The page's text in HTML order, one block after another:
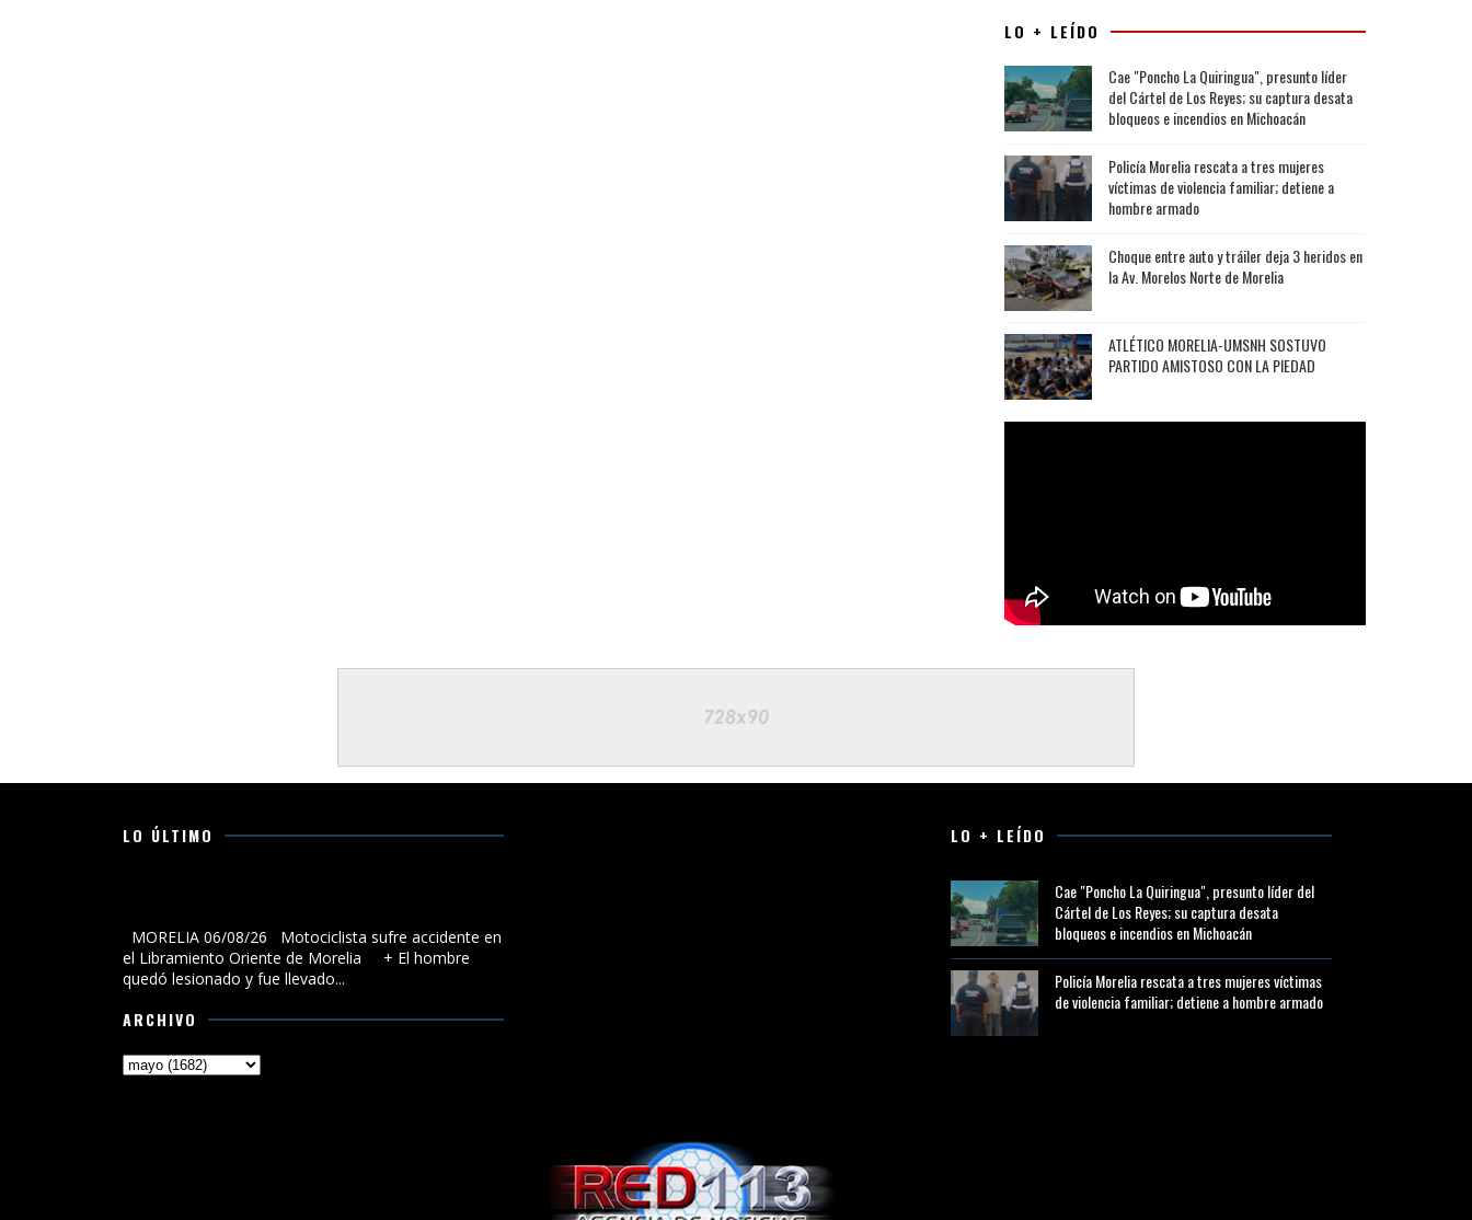
LO + LEÍDO
Cae "Poncho La Quiringua", presunto líder
del Cártel de Los Reyes; su captura desata
bloqueos e incendios en Michoacán
Policía Morelia rescata a tres mujeres
víctimas de violencia familiar; detiene a
hombre armado
Choque entre auto y tráiler deja 3 heridos en
la Av. Morelos Norte de Morelia
ATLÉTICO MORELIA-UMSNH SOSTUVO
PARTIDO AMISTOSO CON LA PIEDAD
LO ÚLTIMO
MORELIA 06/08/26 Motociclista sufre accidente en
el Libramiento Oriente de Morelia + El hombre
quedó lesionado y fue llevado...
ARCHIVO
LO + LEÍDO
Cae "Poncho La Quiringua", presunto líder del
Cártel de Los Reyes; su captura desata
bloqueos e incendios en Michoacán
Policía Morelia rescata a tres mujeres víctimas
de violencia familiar; detiene a hombre armado